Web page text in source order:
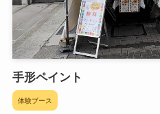
手形ペイント
体験ブース